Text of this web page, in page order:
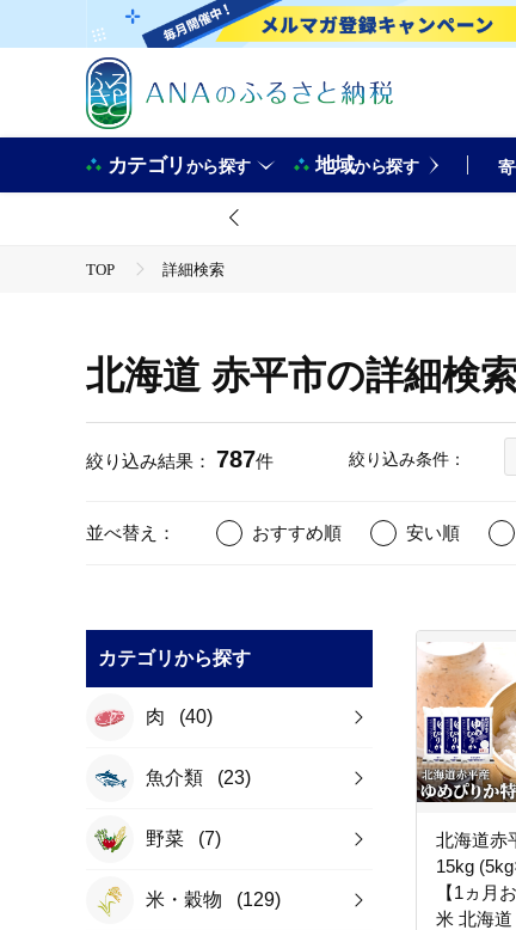
カテゴリから探す 地域から探す
TOP 詳細検索
北海道 赤平市の詳細検
絞り込み結果： 787件 絞り込み条件：
並べ替え： おすすめ順 安い順
カテゴリから探す
肉 (40)
魚介類 (23)
野菜 (7)
米・穀物 (129)
北海道赤
15kg
【1ヵ月
米 北海